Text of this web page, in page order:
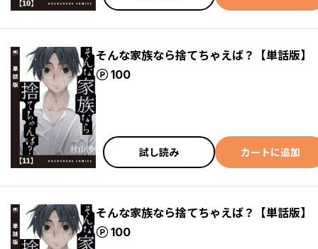
そんな家族なら捨てちゃえば？【単話版
100
ポイント
試し読み カートに追加
そんな家族なら捨てちゃえば？【単話版
100
ポイント